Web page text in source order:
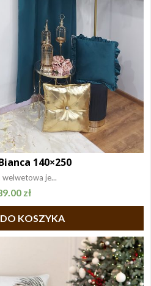
140×250
welwetowa je...
zł
KOSZYKA